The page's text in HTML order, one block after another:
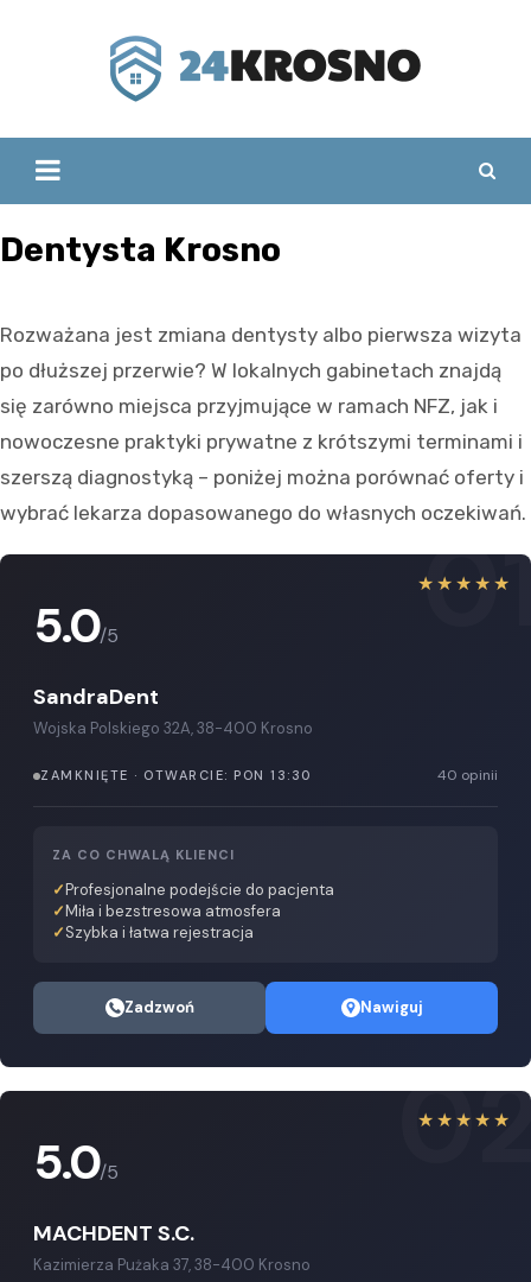
Dentysta Krosno
Rozważana jest zmiana dentysty albo pierwsza wizyta
po dłuższej przerwie? W lokalnych gabinetach znajdą
się zarówno miejsca przyjmujące w ramach NFZ, jak i
nowoczesne praktyki prywatne z krótszymi terminami i
szerszą diagnostyką – poniżej można porównać oferty i
wybrać lekarza dopasowanego do własnych oczekiwań.
★★★★★
5.0/5
SandraDent
Wojska Polskiego 32A, 38-400 Krosno
ZAMKNIĘTE · OTWARCIE: PON 13:30 40 opinii
ZA CO CHWALĄ KLIENCI
Profesjonalne podejście do pacjenta
Miła i bezstresowa atmosfera
Szybka i łatwa rejestracja
Zadzwoń Nawiguj
★★★★★
5.0/5
MACHDENT S.C.
Kazimierza Pużaka 37, 38-400 Krosno